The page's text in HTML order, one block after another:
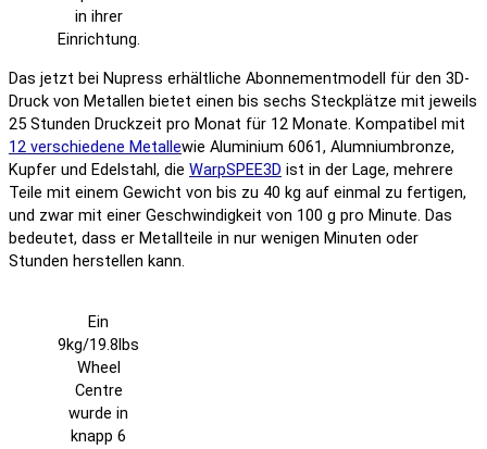
in ihrer
Einrichtung.
Das jetzt bei Nupress erhältliche Abonnementmodell für den 3D-
Druck von Metallen bietet einen bis sechs Steckplätze mit jeweils
25 Stunden Druckzeit pro Monat für 12 Monate. Kompatibel mit
12 verschiedene Metallewie Aluminium 6061, Alumniumbronze,
Kupfer und Edelstahl, die WarpSPEE3D ist in der Lage, mehrere
Teile mit einem Gewicht von bis zu 40 kg auf einmal zu fertigen,
und zwar mit einer Geschwindigkeit von 100 g pro Minute. Das
bedeutet, dass er Metallteile in nur wenigen Minuten oder
Stunden herstellen kann.
Ein
9kg/19.8lbs
Wheel
Centre
wurde in
knapp 6